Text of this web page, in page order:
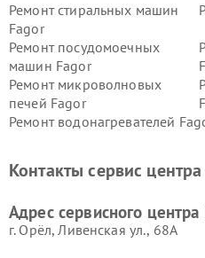
Ремонт стиральных машин
Fagor
Ремонт посудомоечных
машин Fagor
Ремонт микроволновых
печей Fagor
Ремонт водонагревателей
Контакты сервис центра
Адрес сервисного центра
г. Орёл, Ливенская ул., 68А